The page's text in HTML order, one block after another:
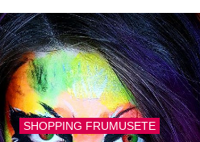
SHOPPING FRUMUSETE